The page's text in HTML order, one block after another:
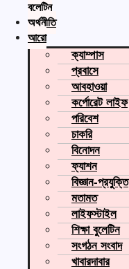
বুলেটিন
অর্থনীতি
আরো
ক্যাম্পাস
প্রবাসে
আবহাওয়া
কর্পোরেট লাইফ
পরিবেশ
চাকরি
বিনোদন
ফ্যাশন
বিজ্ঞান-প্রযুক্তি
মতামত
লাইফস্টাইল
শিক্ষা বুলেটিন
সংগঠন সংবাদ
খাবারদাবার